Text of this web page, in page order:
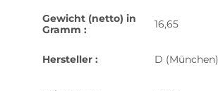
Gewicht (netto) in
Gramm :
16,65
Hersteller : D (München)